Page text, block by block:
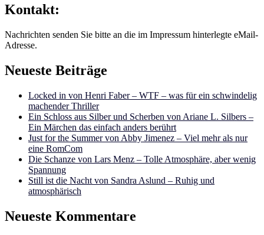
Kontakt:
Nachrichten senden Sie bitte an die im Impressum hinterlegte eMail-
Adresse.
Neueste Beiträge
Locked in von Henri Faber – WTF – was für ein schwindelig
machender Thriller
Ein Schloss aus Silber und Scherben von Ariane L. Silbers –
Ein Märchen das einfach anders berührt
Just for the Summer von Abby Jimenez – Viel mehr als nur
eine RomCom
Die Schanze von Lars Menz – Tolle Atmosphäre, aber wenig
Spannung
Still ist die Nacht von Sandra Aslund – Ruhig und
atmosphärisch
Neueste Kommentare